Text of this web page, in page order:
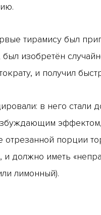
тирамису был
был изобретён
и получил
в него стали
порции
и должно иметь
лимонный).